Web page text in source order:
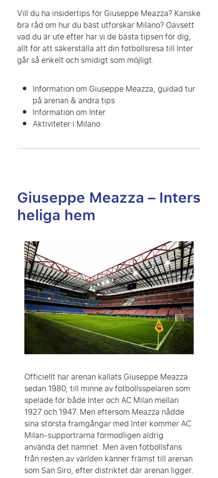
Vill du ha insidertips för Giuseppe Meazza? Kanske
bra råd om hur du bäst utforskar Milano? Oavsett
vad du är ute efter har vi de bästa tipsen för dig,
allt för att säkerställa att din fotbollsresa till Inter
går så enkelt och smidigt som möjligt.
Information om Giuseppe Meazza, guidad tur
på arenan & andra tips
Information om Inter
Aktiviteter i Milano
Giuseppe Meazza – Inters
heliga hem
Officiellt har arenan kallats Giuseppe Meazza
sedan 1980, till minne av fotbollsspelaren som
spelade för både Inter och AC Milan mellan
1927 och 1947. Men eftersom Meazza nådde
sina största framgångar med Inter kommer AC
Milan-supportrarna förmodligen aldrig
använda det namnet. Men även fotbollsfans
från resten av världen känner främst till arenan
som San Siro, efter distriktet där arenan ligger.